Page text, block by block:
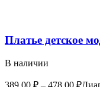
Платье детское
В наличии
389,00 ₽ – 478,00 ₽